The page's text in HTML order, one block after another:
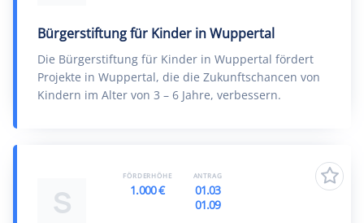
Bürgerstiftung für Kinder in Wuppertal
Die Bürgerstiftung für Kinder in Wuppertal fördert
Projekte in Wuppertal, die die Zukunftschancen von
Kindern im Alter von 3 – 6 Jahre, verbessern.
S
FÖRDERHÖHE
1.000 €
ANTRAG
01.03
01.09